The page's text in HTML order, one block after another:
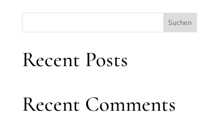
Suchen
Recent Posts
Recent Comments